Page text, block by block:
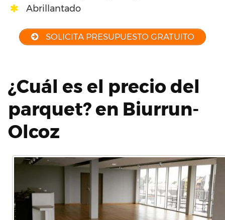
Abrillantado
SOLICITA PRESUPUESTO GRATUITO
¿Cuál es el precio del
parquet? en Biurrun-
Olcoz